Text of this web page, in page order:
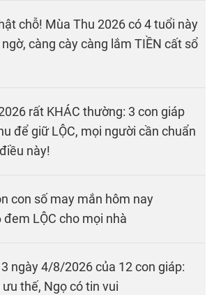
chỗ! Mùa Thu 2026 có 4 tuổi này
ngờ, càng cày càng lắm TIỀN cất sổ
rất KHÁC thường: 3 con giáp
để giữ LỘC, mọi người cần chuẩn
này!
con số may mắn hôm nay
LỘC cho mọi nhà
ngày 4/8/2026 của 12 con giáp:
thế, Ngọ có tin vui